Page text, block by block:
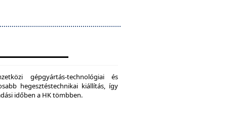
gépgyártás-technológiai és
hegesztéstechnikai kiállítás, így
időben a HK tömbben.